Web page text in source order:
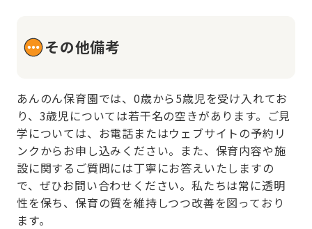
その他備考
あんのん保育園では、0歳から5歳児を受け入れてお
り、3歳児については若干名の空きがあります。ご見
学については、お電話またはウェブサイトの予約リ
ンクからお申し込みください。また、保育内容や施
設に関するご質問には丁寧にお答えいたしますの
で、ぜひお問い合わせください。私たちは常に透明
性を保ち、保育の質を維持しつつ改善を図っており
ます。